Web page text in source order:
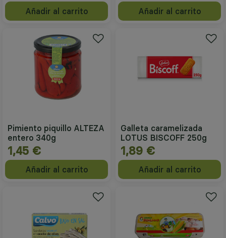
Añadir al carrito Añadir al carrito
Pimiento piquillo ALTEZA
entero 340g
1,45 €
Añadir al carrito
Galleta caramelizada
LOTUS BISCOFF 250g
1,89 €
Añadir al carrito